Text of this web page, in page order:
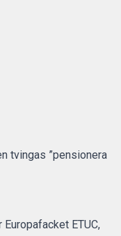
tvingas ”pensionera
ETUC,